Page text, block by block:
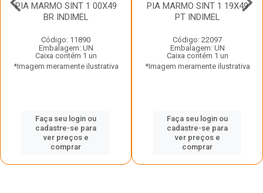
PIA MARMO SINT 1 00X49
BR INDIMEL
Código: 11890
Embalagem: UN
Caixa contém 1 un
*Imagem meramente ilustrativa
Faça seu login ou
cadastre-se para
ver preços e
comprar
PIA MARMO SINT 1 19X49
PT INDIMEL
Código: 22097
Embalagem: UN
Caixa contém 1 un
*Imagem meramente ilustrativa
Faça seu login ou
cadastre-se para
ver preços e
comprar